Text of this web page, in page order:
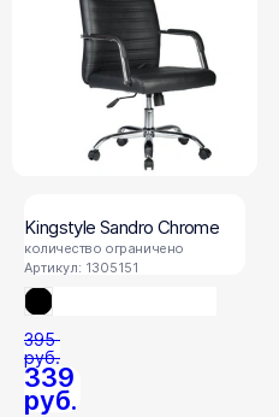
Kingstyle Sandro Chrome
количество ограничено
Артикул: 1305151
339
руб.
395
руб.